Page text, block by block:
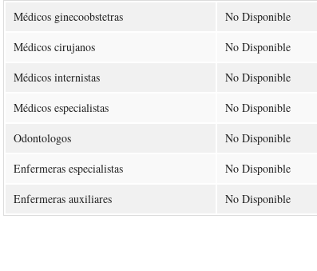
Médicos ginecoobstetras
No Disponible
Médicos cirujanos
No Disponible
Médicos internistas
No Disponible
Médicos especialistas
No Disponible
Odontologos
No Disponible
Enfermeras especialistas
No Disponible
Enfermeras auxiliares
No Disponible